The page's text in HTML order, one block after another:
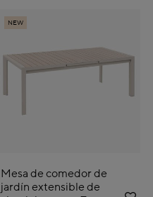
NEW
Mesa de comedor de
jardín extensible de